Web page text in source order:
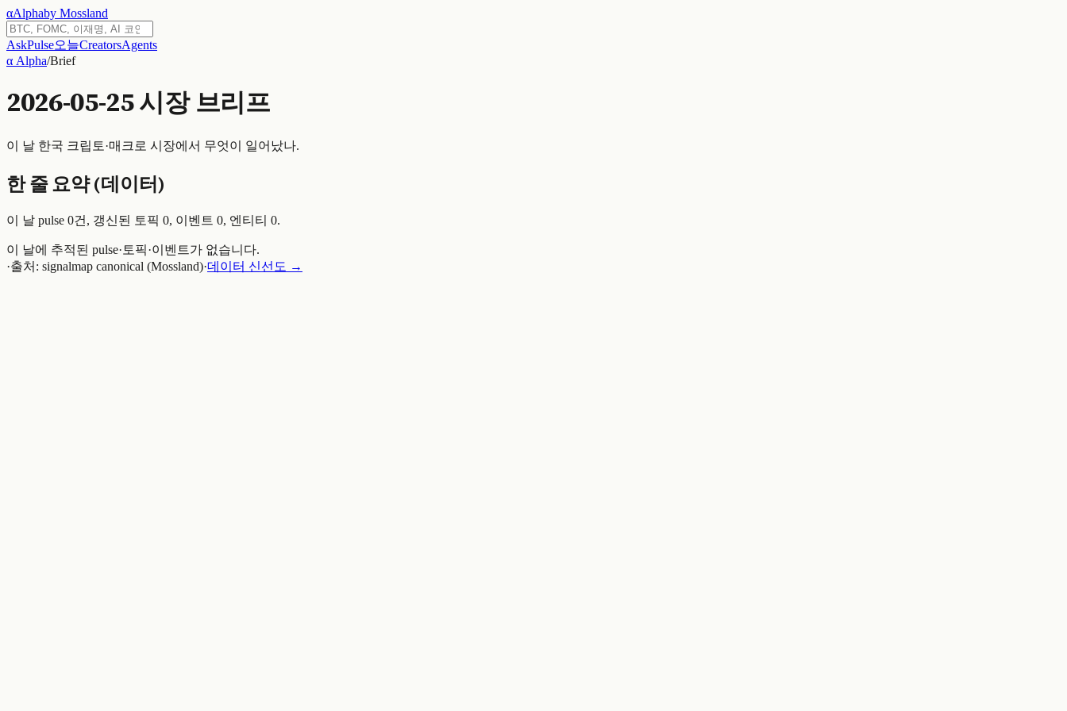
αAlphaby Mossland
AskPulse오늘CreatorsAgents
α Alpha/Brief
2026-05-25시장 브리프
이 날 한국 크립토·매크로 시장에서 무엇이 일어났나.
한 줄 요약 (데이터)
이 날 pulse 0건, 갱신된 토픽 0, 이벤트 0, 엔티티 0.
이 날에 추적된 pulse·토픽·이벤트가 없습니다.
·출처: signalmap canonical (Mossland)·데이터 신선도 →